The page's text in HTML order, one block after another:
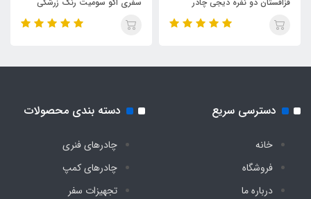
دسترسی سریع
خانه
فروشگاه
درباره ما
دسته بندی محصولات
چادرهای فنری
چادرهای کمپ
تجهیزات سفر